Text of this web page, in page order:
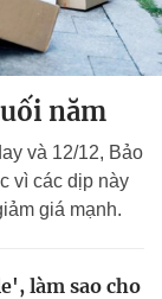
năm
và 12/12, Bảo
vì các dịp này
giá mạnh.
làm sao cho